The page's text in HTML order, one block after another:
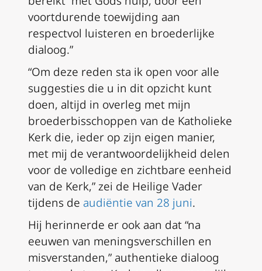
voortdurende toewijding aan
respectvol luisteren en broederlijke
dialoog.”
“Om deze reden sta ik open voor alle
suggesties die u in dit opzicht kunt
doen, altijd in overleg met mijn
broederbisschoppen van de Katholieke
Kerk die, ieder op zijn eigen manier,
met mij de verantwoordelijkheid delen
voor de volledige en zichtbare eenheid
van de Kerk,” zei de Heilige Vader
tijdens de audiëntie van 28 juni.
Hij herinnerde er ook aan dat “na
eeuwen van meningsverschillen en
misverstanden,” authentieke dialoog